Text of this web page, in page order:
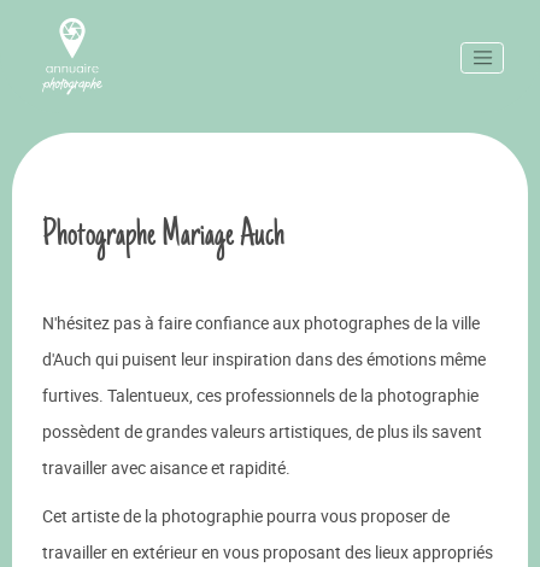
Photographe Mariage Auch
N'hésitez pas à faire confiance aux photographes de la ville
d'Auch qui puisent leur inspiration dans des émotions même
furtives. Talentueux, ces professionnels de la photographie
possèdent de grandes valeurs artistiques, de plus ils savent
travailler avec aisance et rapidité.
Cet artiste de la photographie pourra vous proposer de
travailler en extérieur en vous proposant des lieux appropriés